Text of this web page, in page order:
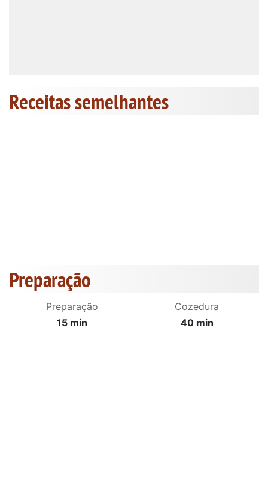
Receitas semelhantes
Preparação
Preparação
15 min
Cozedura
40 min